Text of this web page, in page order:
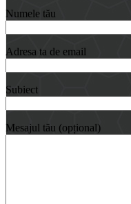
Numele tău
Adresa ta de email
Subiect
Mesajul tău (opțional)